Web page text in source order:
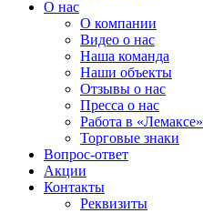
О нас
О компании
Видео о нас
Наша команда
Наши объекты
Отзывы о нас
Пресса о нас
Работа в «Лемаксе»
Торговые знаки
Вопрос-ответ
Акции
Контакты
Реквизиты